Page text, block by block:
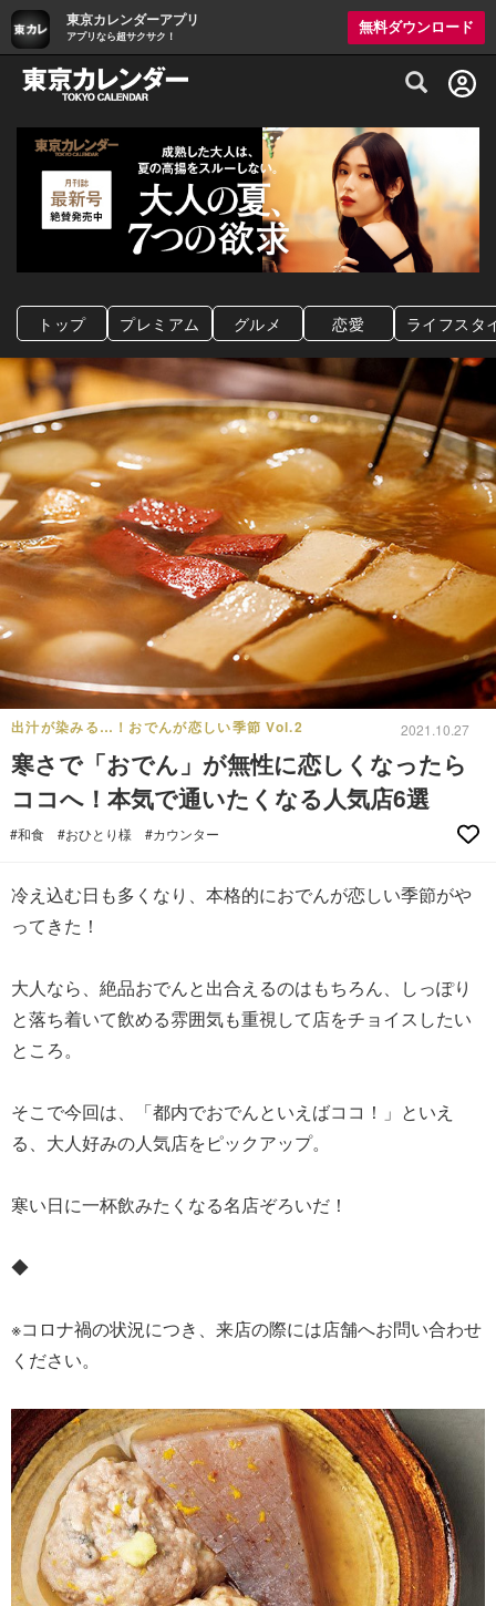
東京カレンダーアプリ
アプリなら超サクサク！
無料ダウンロード
グルメ情報・プレミアムレストラン予約
トップ プレミアム グルメ 恋愛 ライフスタ
出汁が染みる…！おでんが恋しい季節 Vol.2 2021.10.27
寒さで「おでん」が無性に恋しくなったら
ココへ！本気で通いたくなる人気店6選
#和食 #おひとり様 #カウンター
冷え込む日も多くなり、本格的におでんが恋しい季節がや
ってきた！
大人なら、絶品おでんと出合えるのはもちろん、しっぽり
と落ち着いて飲める雰囲気も重視して店をチョイスしたい
ところ。
そこで今回は、「都内でおでんといえばココ！」といえ
る、大人好みの人気店をピックアップ。
寒い日に一杯飲みたくなる名店ぞろいだ！
◆
※コロナ禍の状況につき、来店の際には店舗へお問い合わせ
ください。